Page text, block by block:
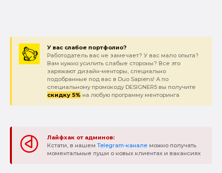
У вас слабое портфолио?
Работодатель вас не замечает? У вас мало опыта?
Вам нужно усилить слабые стороны? Все это
заряжают дизайн-менторы, специально
подобранные под вас в Duo Sapiens! А по
специальному промокоду DESIGNER5 вы получите
скидку 5% на любую программу менторинга
Лайфхак от админов:
Кстати, в нашем Telegram-канале можно получать
моментальные пуши о новых клиентах и вакансиях